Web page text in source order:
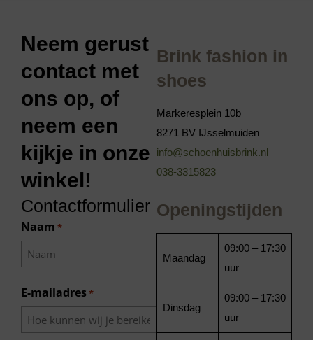
Neem gerust
contact met
ons op, of
neem een
kijkje in onze
winkel!
Contactformulier
Naam *
E-mailadres *
Brink fashion in
shoes
Markeresplein 10b
8271 BV IJsselmuiden
info@schoenhuisbrink.nl
038-3315823
Openingstijden
Maandag
09:00 – 17:30
uur
Dinsdag
09:00 – 17:30
uur